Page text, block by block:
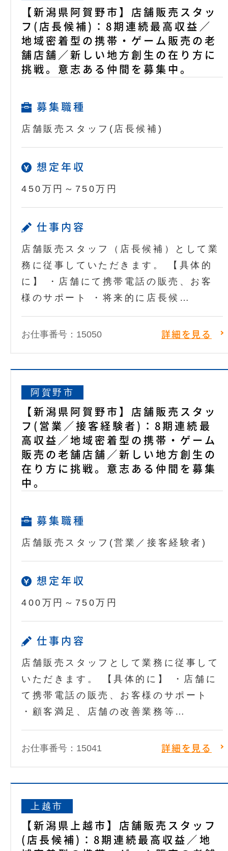
【新潟県阿賀野市】店舗販売スタッ
フ(店長候補)：8期連続最高収益／
地域密着型の携帯・ゲーム販売の老
舗店舗／新しい地方創生の在り方に
挑戦。意志ある仲間を募集中。
募集職種
店舗販売スタッフ(店長候補)
想定年収
450万円～750万円
仕事内容
店舗販売スタッフ（店長候補）として業
務に従事していただきます。 【具体的
に】 ・店舗にて携帯電話の販売、お客
様のサポート ・将来的に店長候…
お仕事番号：15050 詳細を見る
阿賀野市
【新潟県阿賀野市】店舗販売スタッ
フ(営業／接客経験者)：8期連続最
高収益／地域密着型の携帯・ゲーム
販売の老舗店舗／新しい地方創生の
在り方に挑戦。意志ある仲間を募集
中。
募集職種
店舗販売スタッフ(営業／接客経験者)
想定年収
400万円～750万円
仕事内容
店舗販売スタッフとして業務に従事して
いただきます。 【具体的に】 ・店舗に
て携帯電話の販売、お客様のサポート
・顧客満足、店舗の改善業務等…
お仕事番号：15041 詳細を見る
上越市
【新潟県上越市】店舗販売スタッフ
(店長候補)：8期連続最高収益／地